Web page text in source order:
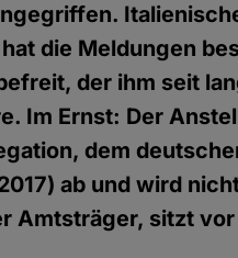
die Meldungen
der ihm seit
Im Ernst: Der
dem
ab und wird
Amtsträger, sitzt